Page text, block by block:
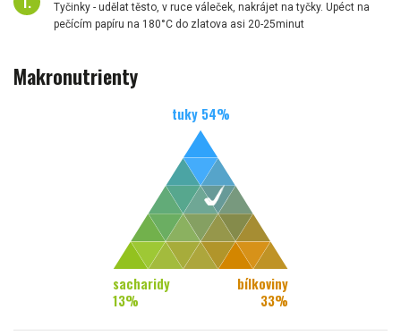
Tyčinky - udělat těsto, v ruce váleček, nakrájet na tyčky. Upéct na
pečícím papíru na 180°C do zlatova asi 20-25minut
Makronutrienty
tuky 54%
sacharidy
13%
bílkoviny
33%